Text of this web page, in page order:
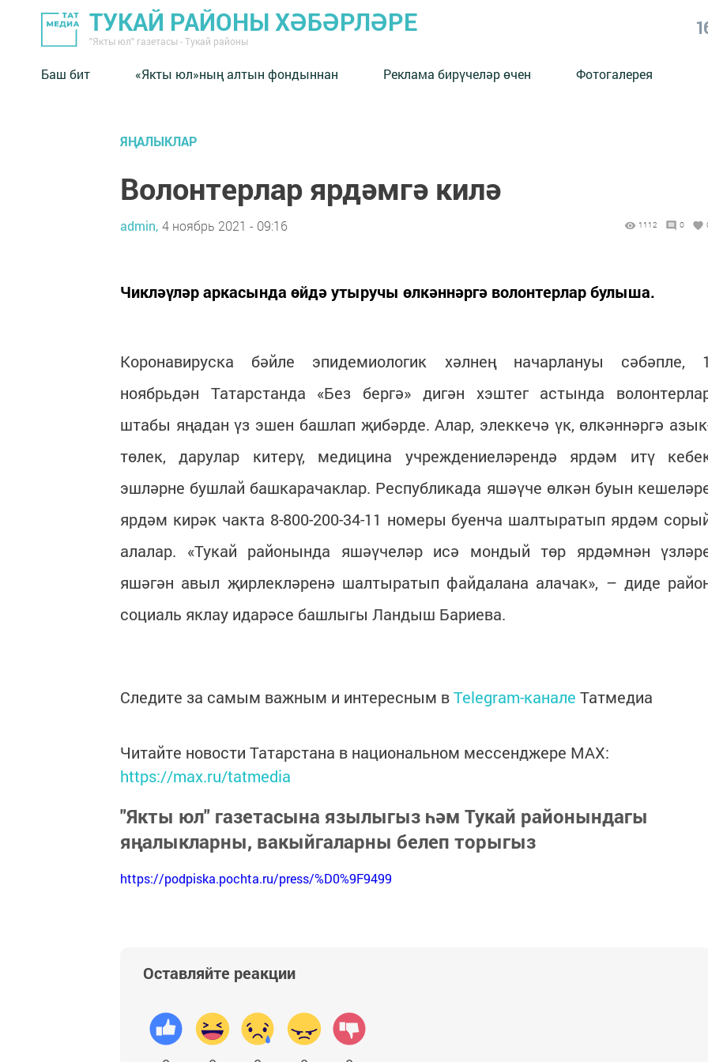
ТУКАЙ РАЙОНЫ ХӘБӘРЛӘРЕ
"Якты юл" газетасы - Тукай районы
Баш бит «Якты юл»ның алтын фондыннан Реклама бирүчеләр өчен Фотогалерея
ЯҢАЛЫКЛАР
Волонтерлар ярдәмгә килә
admin, 4 ноябрь 2021 - 09:16 1112 0
Чикләүләр аркасында өйдә утыручы өлкәннәргә волонтерлар булыша.
Коронавируска бәйле эпидемиологик хәлнең начарлануы сәбәпле, 1
ноябрьдән Татарстанда «Без бергә» дигән хэштег астында
штабы яңадан үз эшен башлап җибәрде. Алар, элеккечә үк, өлкәннәргә
төлек, дарулар китерү, медицина учреждениеләрендә ярдәм итү
эшләрне бушлай башкарачаклар. Республикада яшәүче өлкән буын
ярдәм кирәк чакта 8-800-200-34-11 номеры буенча шалтыратып ярдәм
алалар. «Тукай районында яшәүчеләр исә мондый төр ярдәмнән
яшәгән авыл җирлекләренә шалтыратып файдалана алачак», – диде
социаль яклау идарәсе башлыгы Ландыш Бариева.
Следите за самым важным и интересным вTelegram-канале Татмедиа
Читайте новости Татарстана в национальном мессенджере MАХ:
https://max.ru/tatmedia
"Якты юл" газетасына язылыгыз һәм Тукай районындагы
яңалыкларны, вакыйгаларны белеп торыгыз
https://podpiska.pochta.ru/press/%D0%9F9499
Оставляйте реакции